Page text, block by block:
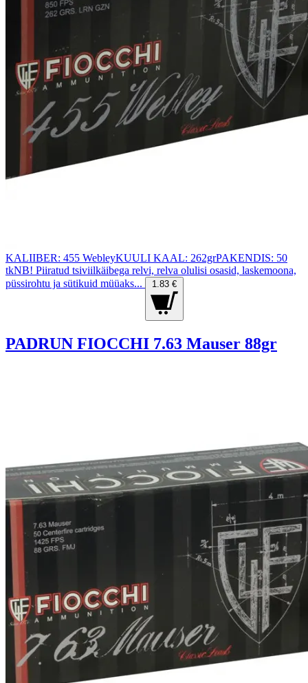
KALIIBER: 455 WebleyKUULI KAAL: 262grPAKENDIS: 50
tkNB! Piiratud tsiviilkäibega relvi, relva olulisi osasid, laskemoona,
püssirohtu ja sütikuid müüaks...
1.83 €
PADRUN FIOCCHI 7.63 Mauser 88gr